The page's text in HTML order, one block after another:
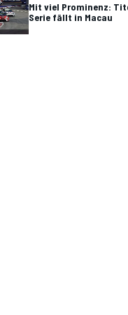
Mit viel Prominenz:
Serie fällt in Macau